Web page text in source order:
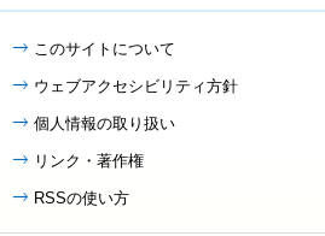
このサイトについて
ウェブアクセシビリティ方針
個人情報の取り扱い
リンク・著作権
RSSの使い方